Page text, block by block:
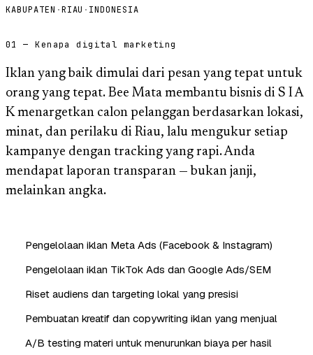
KABUPATEN ·RIAU · INDONESIA
01 — Kenapa digital marketing
Iklan yang baik dimulai dari pesan yang tepat untuk
orang yang tepat. Bee Mata membantu bisnis di S I A
K menargetkan calon pelanggan berdasarkan lokasi,
minat, dan perilaku di Riau, lalu mengukur setiap
kampanye dengan tracking yang rapi. Anda
mendapat laporan transparan — bukan janji,
melainkan angka.
Pengelolaan iklan Meta Ads (Facebook & Instagram)
Pengelolaan iklan TikTok Ads dan Google Ads/SEM
Riset audiens dan targeting lokal yang presisi
Pembuatan kreatif dan copywriting iklan yang menjual
A/B testing materi untuk menurunkan biaya per hasil